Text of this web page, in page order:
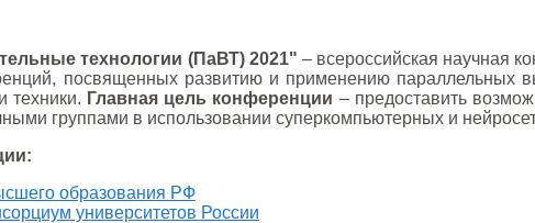
технологии (ПаВТ) 2021" – всероссийская научная
посвященных развитию и применению параллельных
техники. Главная цель конференции – предоставить
группами в использовании суперкомпьютерных и
образования РФ
университетов России